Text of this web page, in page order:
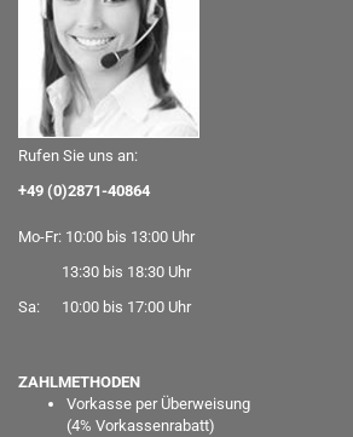
Rufen Sie uns an:
+49 (0)2871-40864
Mo-Fr: 10:00 bis 13:00 Uhr
13:30 bis 18:30 Uhr
Sa: 10:00 bis 17:00 Uhr
ZAHLMETHODEN
Vorkasse per Überweisung
(4% Vorkassenrabatt)